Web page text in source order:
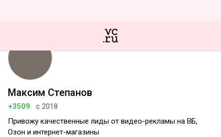
Максим Степанов
+3509
с 2018
Привожу качественные лиды от видео-рекламы на ВБ,
Озон и интернет-магазины